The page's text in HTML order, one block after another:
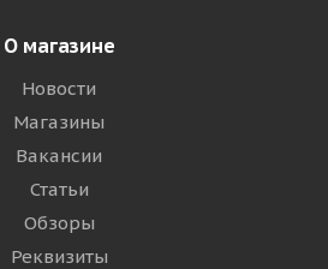
О магазине
Новости
Магазины
Вакансии
Статьи
Обзоры
Реквизиты